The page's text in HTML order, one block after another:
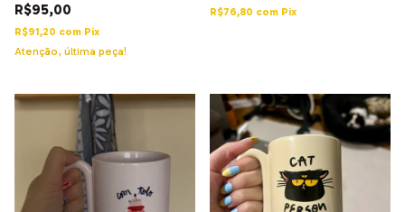
R$95,00
R$91,20 com Pix
Atenção, última peça!
R$76,80 com Pix